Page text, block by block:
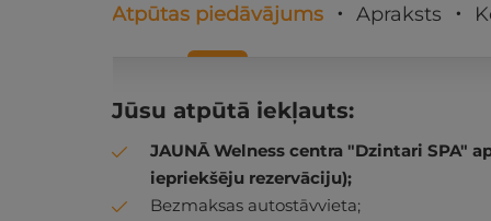
Atpūtas piedāvājums Apraksts
Jūsu atpūtā iekļauts:
JAUNĀ Welness centra "Dzintari SPA"
iepriekšēju rezervāciju);
Bezmaksas autostāvvieta;